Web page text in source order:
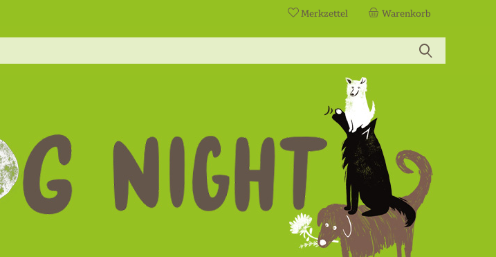
Warenkorb
Merkzettel